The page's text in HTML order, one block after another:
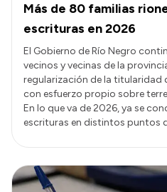
Más de 80 familias
escrituras en 2026
El Gobierno de Río Negro
vecinos y vecinas de la
regularización de la titularidad
con esfuerzo propio sobre
En lo que va de 2026, ya se
escrituras en distintos puntos